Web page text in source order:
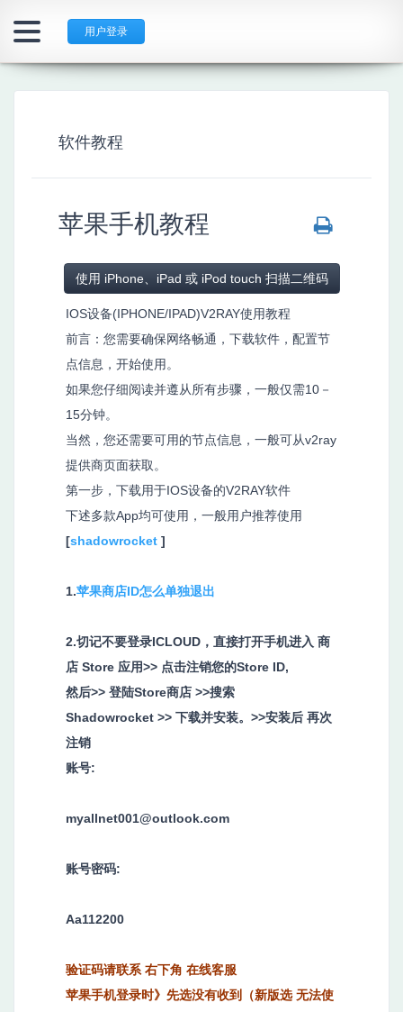
用户登录
软件教程
苹果手机教程
使用 iPhone、iPad 或 iPod touch 扫描二维码
IOS设备(IPHONE/IPAD)V2RAY使用教程
前言：您需要确保网络畅通，下载软件，配置节
点信息，开始使用。
如果您仔细阅读并遵从所有步骤，一般仅需10－
15分钟。
当然，您还需要可用的节点信息，一般可从v2ray
提供商页面获取。
第一步，下载用于IOS设备的V2RAY软件
下述多款App均可使用，一般用户推荐使用
[shadowrocket ]
1.苹果商店ID怎么单独退出
2.切记不要登录ICLOUD，直接打开手机进入 商
店 Store 应用>> 点击注销您的Store ID,
然后>> 登陆Store商店 >>搜索
Shadowrocket >> 下载并安装。>>安装后 再次
注销
账号:
myallnet001@outlook.com
账号密码:
Aa112200
验证码请联系 右下角 在线客服
苹果手机登录时》先选没有收到（新版选 无法使